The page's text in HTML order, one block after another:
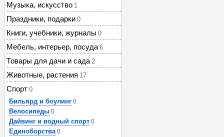
Музыка, искусство 1
Праздники, подарки 0
Книги, учебники, журналы 0
Мебель, интерьер, посуда 6
Товары для дачи и сада 2
Животные, растения 17
Спорт 0
Бильярд и боулинг 0
Велосипеды 0
Дайвинг и водный спорт 0
Единоборства 0